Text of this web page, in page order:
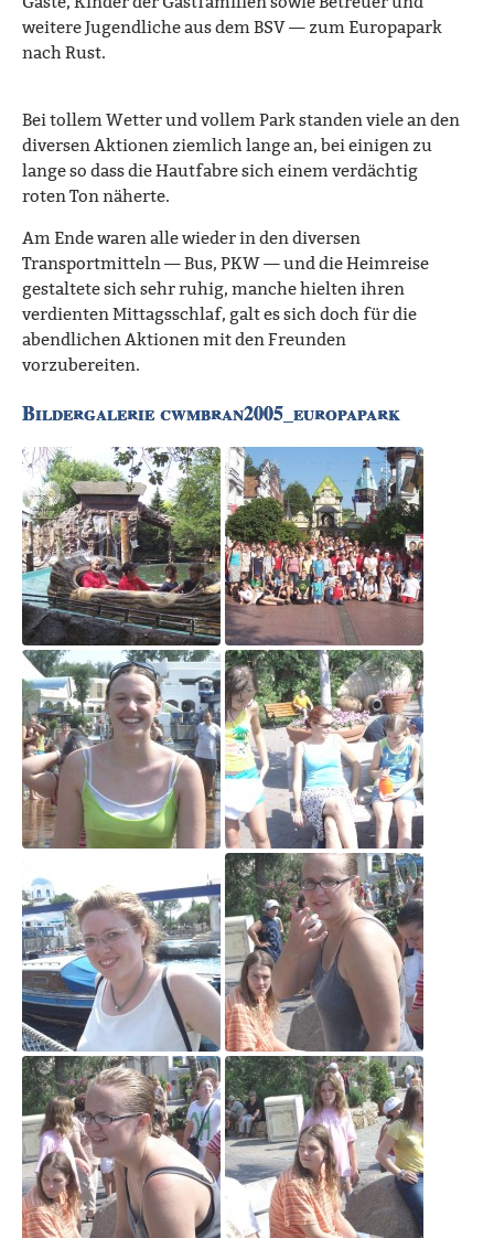
weitere Jugendliche aus dem BSV — zum Europapark
nach Rust.
Bei tollem Wetter und vollem Park standen viele an den
diversen Aktionen ziemlich lange an, bei einigen zu
lange so dass die Hautfabre sich einem verdächtig
roten Ton näherte.
Am Ende waren alle wieder in den diversen
Transportmitteln — Bus, PKW — und die Heimreise
gestaltete sich sehr ruhig, manche hielten ihren
verdienten Mittagsschlaf, galt es sich doch für die
abendlichen Aktionen mit den Freunden
vorzubereiten.
Bildergalerie cwmbran2005_europapark